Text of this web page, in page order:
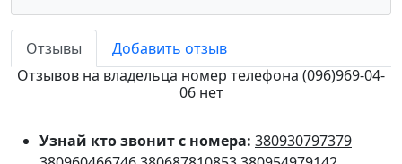
Отзывы
Добавить отзыв
Отзывов на владельца номер телефона (096)969-04-
06 нет
Узнай кто звонит с номера: 380930797379